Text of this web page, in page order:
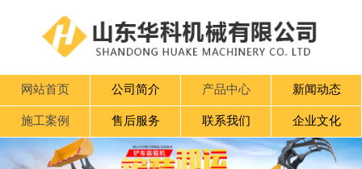
网站首页 公司简介 产品中心 新闻动态
施工案例 售后服务 联系我们 企业文化